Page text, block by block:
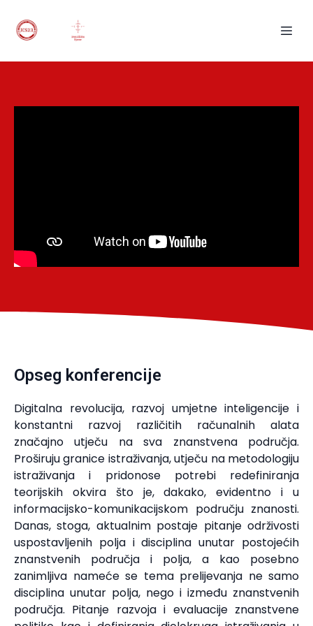
Opseg konferencije
Digitalna revolucija, razvoj umjetne inteligencije i
konstantni razvoj različitih računalnih alata
značajno utječu na sva znanstvena područja.
Proširuju granice istraživanja, utječu na metodologiju
istraživanja i pridonose potrebi redefiniranja
teorijskih okvira što je, dakako, evidentno i u
informacijsko-komunikacijskom području znanosti.
Danas, stoga, aktualnim postaje pitanje održivosti
uspostavljenih polja i disciplina unutar postojećih
znanstvenih područja i polja, a kao posebno
zanimljiva nameće se tema prelijevanja ne samo
disciplina unutar polja, nego i između znanstvenih
područja. Pitanje razvoja i evaluacije znanstvene